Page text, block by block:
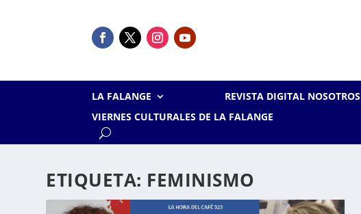
LA FALANGE REVISTA DIGITAL NOSOTROS
VIERNES CULTURALES DE LA FALANGE
ETIQUETA: FEMINISMO